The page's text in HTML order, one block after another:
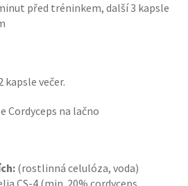
před tréninkem, další 3 kapsle
kapsle večer.
Cordyceps na lačno
(rostlinná celulóza, voda)